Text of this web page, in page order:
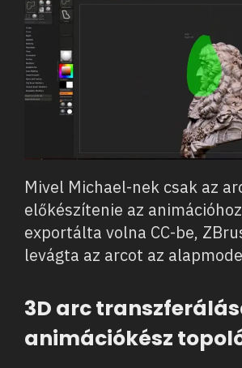
Mivel Michael-nek csak az
előkészítenie az
exportálta volna CC-be,
levágta az arcot az
3D arc
animációkész